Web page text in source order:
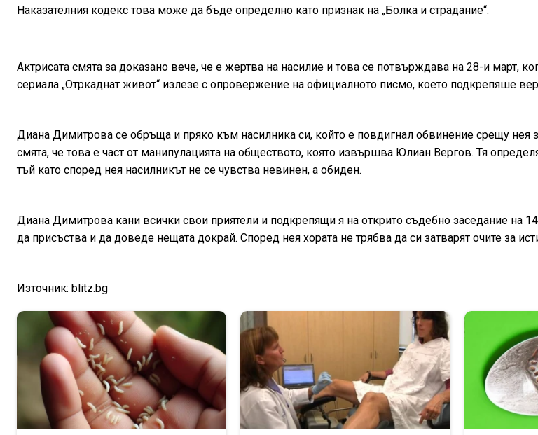
Наказателния кодекс това може да бъде определно като признак на „Болка и страдание“.
Актрисата смята за доказано вече, че е жертва на насилие и това се потвърждава на 28-и март,
сериала „Отркаднат живот“ излезе с опровержение на официалното писмо, което подкрепяше
Диана Димитрова се обръща и пряко към насилника си, който е повдигнал обвинение срещу нея
смята, че това е част от манипулацията на обществото, която извършва Юлиан Вергов. Тя
тъй като според нея насилникът не се чувства невинен, а обиден.
Диана Димитрова кани всички свои приятели и подкрепящи я на открито съдебно заседание на
да присъства и да доведе нещата докрай. Според нея хората не трябва да си затварят очите за
Източник: blitz.bg